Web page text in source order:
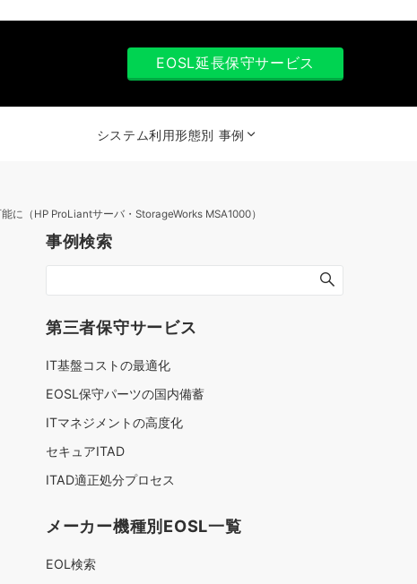
EOSL延長保守サービス
システム利用形態別 事例
（HP ProLiantサーバ・StorageWorks MSA1000）
事例検索
第三者保守サービス
IT基盤コストの最適化
EOSL保守パーツの国内備蓄
ITマネジメントの高度化
セキュアITAD
ITAD適正処分プロセス
メーカー機種別EOSL一覧
EOL検索